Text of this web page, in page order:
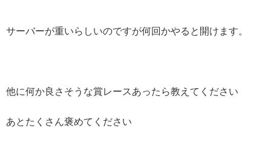
サーバーが重いらしいのですが何回かやると開けます。
他に何か良さそうな賞レースあったら教えてください
あとたくさん褒めてください